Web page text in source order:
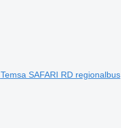
Temsa SAFARI RD regionalbus